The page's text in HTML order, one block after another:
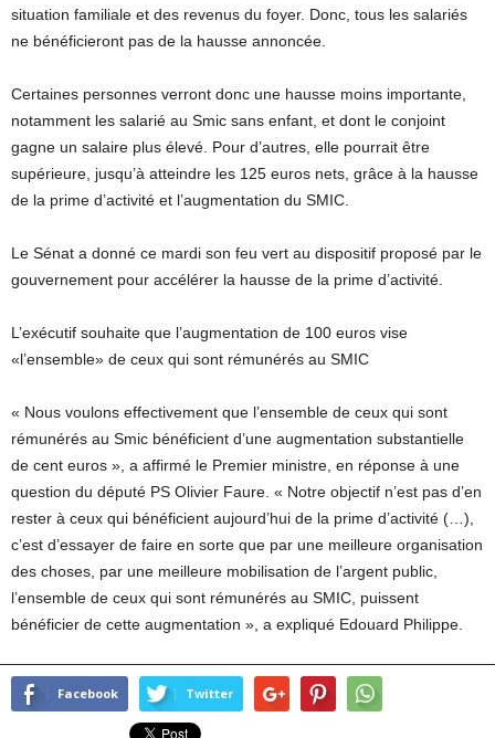
situation familiale et des revenus du foyer. Donc, tous les salariés
ne bénéficieront pas de la hausse annoncée.
Certaines personnes verront donc une hausse moins importante,
notamment les salarié au Smic sans enfant, et dont le conjoint
gagne un salaire plus élevé. Pour d’autres, elle pourrait être
supérieure, jusqu’à atteindre les 125 euros nets, grâce à la hausse
de la prime d’activité et l’augmentation du SMIC.
Le Sénat a donné ce mardi son feu vert au dispositif proposé par le
gouvernement pour accélérer la hausse de la prime d’activité.
L’exécutif souhaite que l’augmentation de 100 euros vise
«l’ensemble» de ceux qui sont rémunérés au SMIC
« Nous voulons effectivement que l’ensemble de ceux qui sont
rémunérés au Smic bénéficient d’une augmentation substantielle
de cent euros », a affirmé le Premier ministre, en réponse à une
question du député PS Olivier Faure. « Notre objectif n’est pas d’en
rester à ceux qui bénéficient aujourd’hui de la prime d’activité (…),
c’est d’essayer de faire en sorte que par une meilleure organisation
des choses, par une meilleure mobilisation de l’argent public,
l’ensemble de ceux qui sont rémunérés au SMIC, puissent
bénéficier de cette augmentation », a expliqué Edouard Philippe.
Facebook Twitter